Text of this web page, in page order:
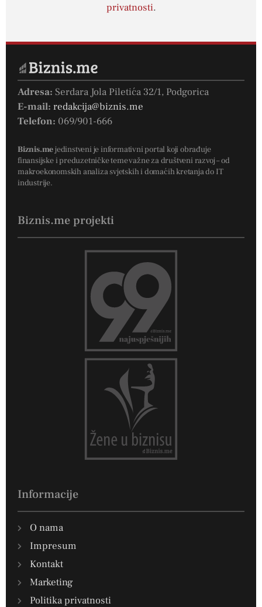
privatnosti.
Adresa: Serdara Jola Piletića 32/1, Podgorica
E-mail: redakcija@biznis.me
Telefon: 069/901-666
Biznis.mejedinstveni je informativni portal koji obrađuje
finansijske i preduzetničke teme važne za društveni razvoj – od
makroekonomskih analiza svjetskih i domaćih kretanja do IT
industrije.
Biznis.me projekti
Informacije
O nama
Impresum
Kontakt
Marketing
Politika privatnosti